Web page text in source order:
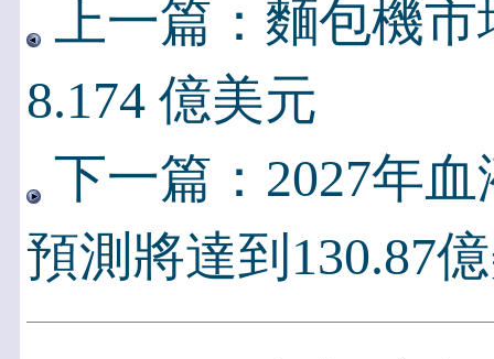
上一篇：麵包機
8.174 億美元
下一篇：2027年
預測將達到130.87